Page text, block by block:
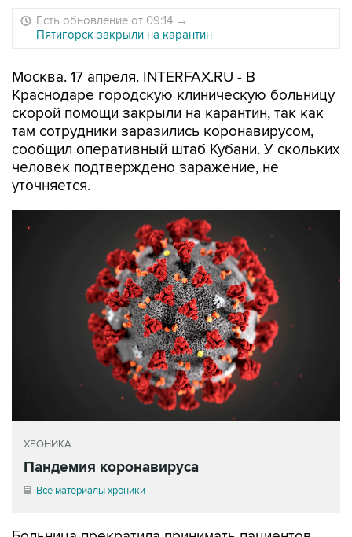
Есть обновление от 09:14 →
Пятигорск закрыли на карантин
Москва. 17 апреля. INTERFAX.RU - В
Краснодаре городскую клиническую больницу
скорой помощи закрыли на карантин, так как
там сотрудники заразились коронавирусом,
сообщил оперативный штаб Кубани. У скольких
человек подтверждено заражение, не
уточняется.
ХРОНИКА
Пандемия коронавируса
Все материалы хроники